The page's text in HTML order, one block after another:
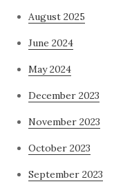
August 2025
June 2024
May 2024
December 2023
November 2023
October 2023
September 2023